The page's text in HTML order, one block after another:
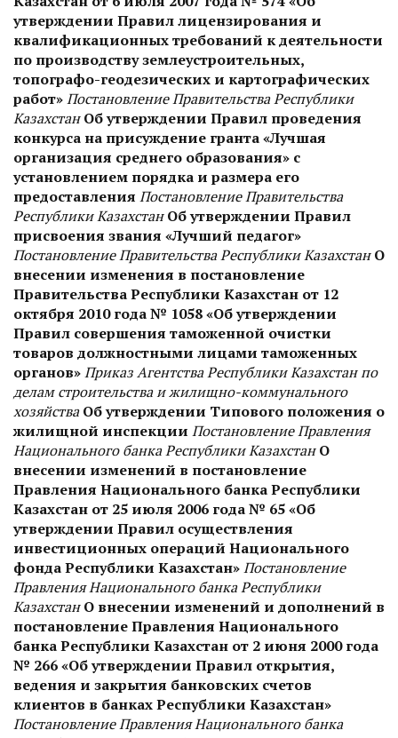
утверждении Правил лицензирования и
квалификационных требований к деятельности
по производству землеустроительных,
топографо-геодезических и картографических
работ»Постановление Правительства Республики
Казахстан Об утверждении Правил проведения
конкурса на присуждение гранта «Лучшая
организация среднего образования» с
установлением порядка и размера его
предоставления Постановление Правительства
Республики Казахстан Об утверждении Правил
присвоения звания «Лучший педагог»
Постановление Правительства Республики Казахстан О
внесении изменения в постановление
Правительства Республики Казахстан от 12
октября 2010 года № 1058 «Об утверждении
Правил совершения таможенной очистки
товаров должностными лицами таможенных
органов»Приказ Агентства Республики Казахстан по
делам строительства и жилищно-коммунального
хозяйства Об утверждении Типового положения о
жилищной инспекции Постановление Правления
Национального банка Республики Казахстан О
внесении изменений в постановление
Правления Национального банка Республики
Казахстан от 25 июля 2006 года № 65 «Об
утверждении Правил осуществления
инвестиционных операций Национального
фонда Республики Казахстан»Постановление
Правления Национального банка Республики
Казахстан О внесении изменений и дополнений в
постановление Правления Национального
банка Республики Казахстан от 2 июня 2000 года
№ 266 «Об утверждении Правил открытия,
ведения и закрытия банковских счетов
клиентов в банках Республики Казахстан»
Постановление Правления Национального банка